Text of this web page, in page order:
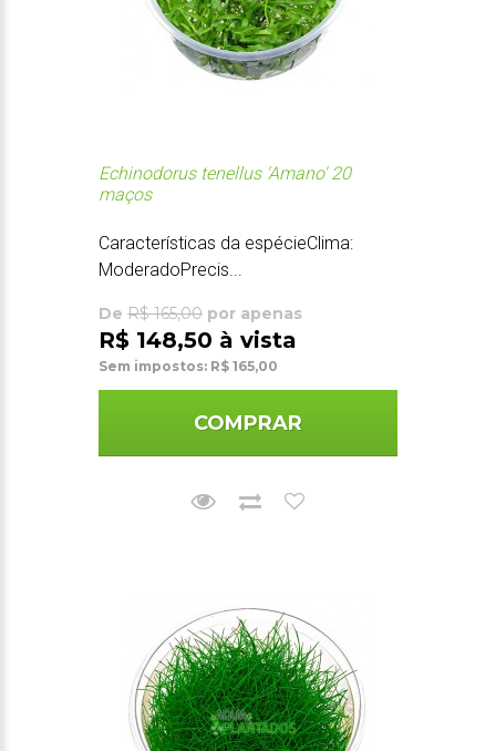
Echinodorus tenellus 'Amano' 20
maços
Características da espécieClima:
ModeradoPrecis...
De R$ 165,00 por apenas
R$ 148,50 à vista
Sem impostos: R$ 165,00
COMPRAR